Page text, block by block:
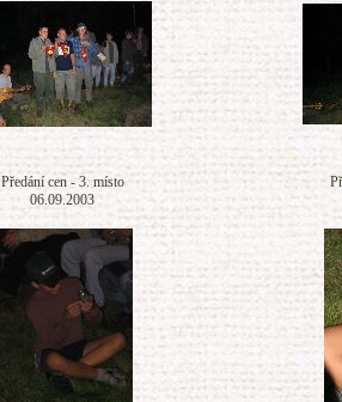
Předání cen - 3. místo
06.09.2003